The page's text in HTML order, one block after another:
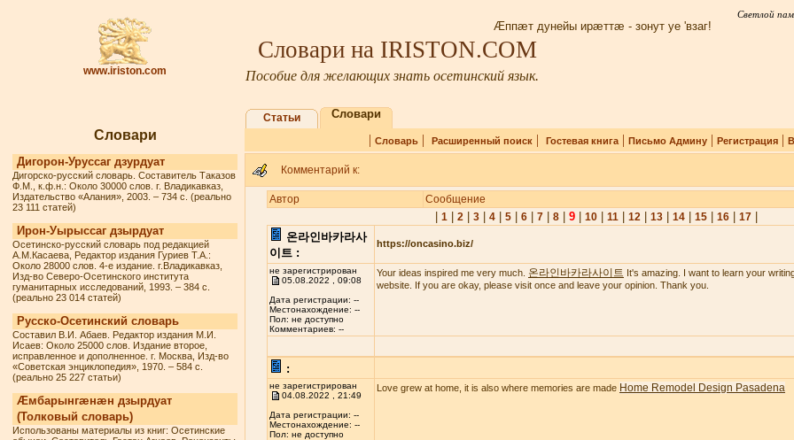
www.iriston.com
Светлой
Æппæт дунейы ирæттæ - зонут уе 'взаг!
Словари на IRISTON.COM
Пособие для желающих знать осетинский язык.
Словари
Дигорон-Уруссаг дзурдуат
Дигорско-русский словарь. Составитель Таказов
Ф.М., к.ф.н.: Около 30000 слов. г. Владикавказ,
Издательство «Алания», 2003. – 734 с. (реально
23 111 статей)
Ирон-Уырыссаг дзырдуат
Осетинско-русский словарь под редакцией
А.М.Касаева, Редактор издания Гуриев Т.А.:
Около 28000 слов. 4-е издание. г.Владикавказ,
Изд-во Северо-Осетинского института
гуманитарных исследований, 1993. – 384 с.
(реально 23 014 статей)
Русско-Осетинский словарь
Составил В.И. Абаев. Редактор издания М.И.
Исаев: Около 25000 слов. Издание второе,
исправленное и дополненное. г. Москва, Изд-во
«Советская энциклопедия», 1970. – 584 с.
(реально 25 227 статьи)
Æмбарынгæнæн дзырдуат
(Толковый словарь)
Использованы материалы из книг: Осетинские
Статьи Словари
| Словарь| Расширенный поиск| Гостевая книга| Письмо Админу| Регистрация|
Комментарий к:
Автор Сообщение
1| 2| 3| 4| 5| 6| 7| 8| 9| 10| 11| 12| 13| 14| 15| 16| 17|
온라인바카라사
이트 :
https://oncasino.biz/
не зарегистрирован
05.08.2022 , 09:08
Дата регистрации: --
Местонахождение: --
Пол: не доступно
Комментариев: --
Your ideas inspired me very much. 온라인바카라사이트 It's amazing. I want to learn your
website. If you are okay, please visit once and leave your opinion. Thank you.
:
не зарегистрирован
04.08.2022 , 21:49
Дата регистрации: --
Местонахождение: --
Пол: не доступно
Love grew at home, it is also where memories are made Home Remodel Design Pasadena